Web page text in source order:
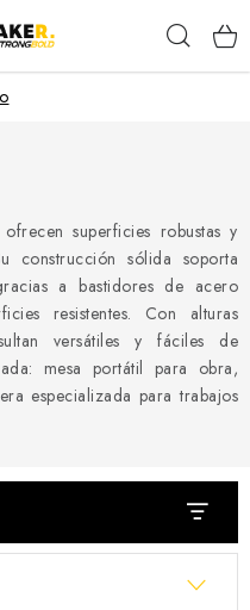
mercancías
privacidad
superficies robustas y
construcción sólida soporta
a bastidores de acero
resistentes. Con alturas
versátiles y fáciles de
mesa portátil para obra,
especializada para trabajos